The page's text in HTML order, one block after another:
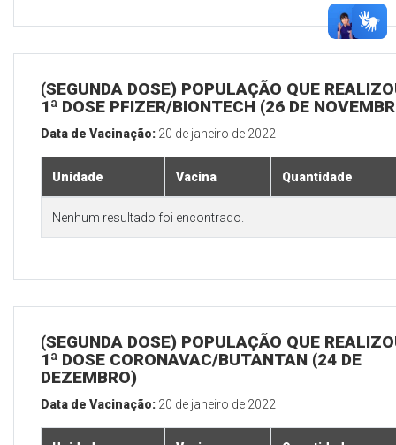
(SEGUNDA DOSE) POPULAÇÃO QUE
1ª DOSE PFIZER/BIONTECH (26 DE
Data de Vacinação: 20 de janeiro de 2022
Unidade Vacina Quantidade
Nenhum resultado foi encontrado.
(SEGUNDA DOSE) POPULAÇÃO QUE
1ª DOSE CORONAVAC/BUTANTAN (24 DE
DEZEMBRO)
Data de Vacinação: 20 de janeiro de 2022